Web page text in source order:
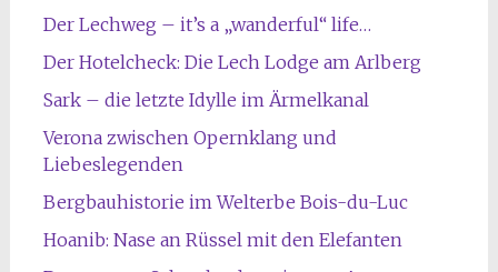
Der Lechweg – it’s a „wanderful“ life…
Der Hotelcheck: Die Lech Lodge am Arlberg
Sark – die letzte Idylle im Ärmelkanal
Verona zwischen Opernklang und
Liebeslegenden
Bergbauhistorie im Welterbe Bois-du-Luc
Hoanib: Nase an Rüssel mit den Elefanten